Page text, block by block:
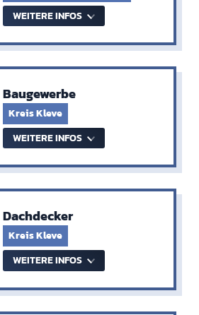
WEITERE INFOS
Baugewerbe
Kreis Kleve
WEITERE INFOS
Dachdecker
Kreis Kleve
WEITERE INFOS